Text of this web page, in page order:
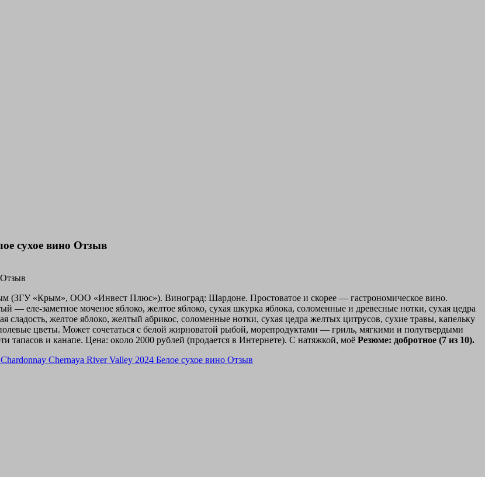
сухое вино Отзыв
(ЗГУ «Крым», ООО «Инвест Плюс»). Виноград: Шардоне. Простоватое и скорее — гастрономическое вино.
— еле-заметное моченое яблоко, желтое яблоко, сухая шкурка яблока, соломенные и древесные нотки, сухая цедра
желтое яблоко, желтый абрикос, соломенные нотки, сухая цедра желтых цитрусов, сухие травы, капельку
цветы. Может сочетаться с белой жирноватой рыбой, морепродуктами — гриль, мягкими и полутвердыми
и канапе. Цена: около 2000 рублей (продается в Интернете). С натяжкой, моё Резюме: добротное (7 из 10).